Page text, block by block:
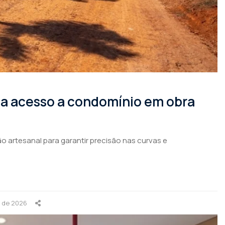
acesso a condomínio em obra
artesanal para garantir precisão nas curvas e
2026